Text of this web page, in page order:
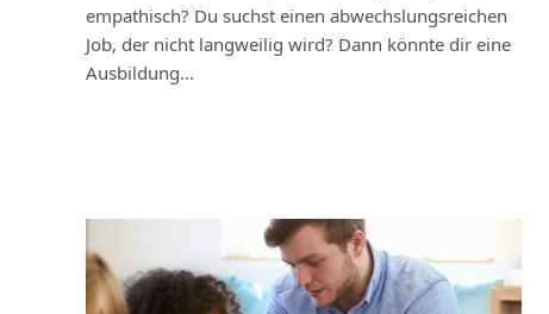
empathisch? Du suchst einen abwechslungsreichen
Job, der nicht langweilig wird? Dann könnte dir eine
Ausbildung…